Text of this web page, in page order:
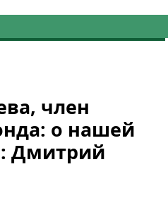
член
о нашей
Дмитрий